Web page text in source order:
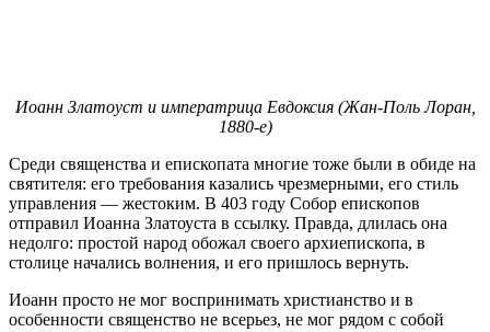
Иоанн Златоуст и императрица Евдоксия (Жан-Поль Лоран,
1880-е)
Среди священства и епископата многие тоже были в обиде на
святителя: его требования казались чрезмерными, его стиль
управления — жестоким. В 403 году Собор епископов
отправил Иоанна Златоуста в ссылку. Правда, длилась она
недолго: простой народ обожал своего архиепископа, в
столице начались волнения, и его пришлось вернуть.
Иоанн просто не мог воспринимать христианство и в
особенности священство не всерьез, не мог рядом с собой